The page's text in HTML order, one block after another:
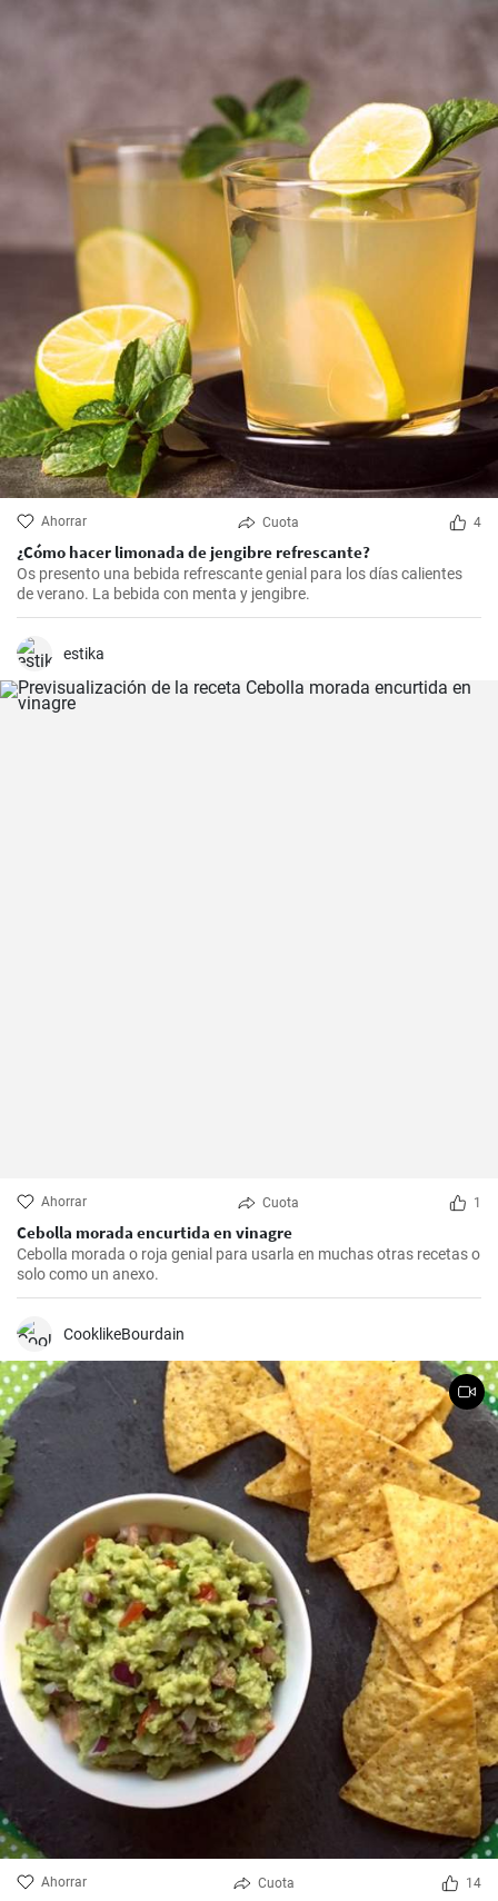
Ahorrar Cuota 4
¿Cómo hacer limonada de jengibre refrescante?
Os presento una bebida refrescante genial para los días calientes
de verano. La bebida con menta y jengibre.
estika
Ahorrar Cuota 1
Cebolla morada encurtida en vinagre
Cebolla morada o roja genial para usarla en muchas otras recetas o
solo como un anexo.
CooklikeBourdain
Ahorrar Cuota 14